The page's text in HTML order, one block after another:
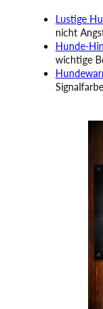
Lustige
nicht
Hunde-
wichtige